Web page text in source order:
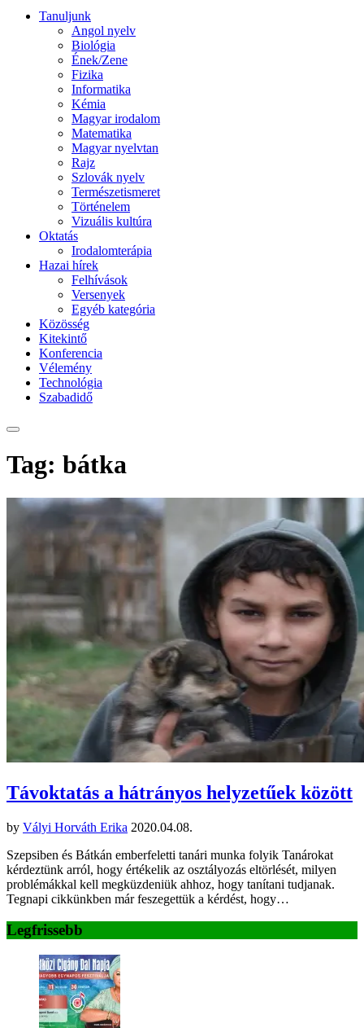
Tanuljunk
Angol nyelv
Biológia
Ének/Zene
Fizika
Informatika
Kémia
Magyar irodalom
Matematika
Magyar nyelvtan
Rajz
Szlovák nyelv
Természetismeret
Történelem
Vizuális kultúra
Oktatás
Irodalomterápia
Hazai hírek
Felhívások
Versenyek
Egyéb kategória
Közösség
Kitekintő
Konferencia
Vélemény
Technológia
Szabadidő
Tag: bátka
Távoktatás a hátrányos helyzetűek között
by Vályi Horváth Erika 2020.04.08.
Szepsiben és Bátkán emberfeletti tanári munka folyik Tanárokat
kérdeztünk arról, hogy értékelik az osztályozás eltörlését, milyen
problémákkal kell megküzdeniük ahhoz, hogy tanítani tudjanak.
Tegnapi cikkünkben már feszegettük a kérdést, hogy…
Legfrissebb